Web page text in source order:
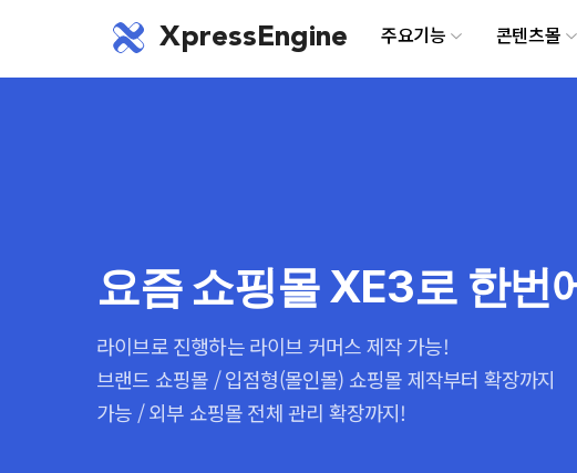
XpressEngine 주요기능 콘텐츠몰
요즘 쇼핑몰 XE3로 한번
라이브로 진행하는 라이브 커머스 제작 가능!
브랜드 쇼핑몰 / 입점형(몰인몰) 쇼핑몰 제작부터 확장까지
가능 / 외부 쇼핑몰 전체 관리 확장까지!